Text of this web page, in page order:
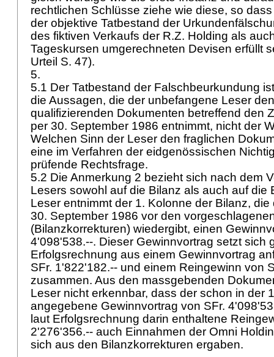
rechtlichen Schlüsse ziehe wie diese, so
der objektive Tatbestand der
des fiktiven Verkaufs der R.Z. Holding als
Tageskursen umgerechneten Devisen erfüllt
Urteil S. 47).
5.
5.1 Der Tatbestand der Falschbeurkundung
die Aussagen, die der unbefangene Leser
qualifizierenden Dokumenten betreffend den
per 30. September 1986 entnimmt, nicht der
Welchen Sinn der Leser den fraglichen
eine im Verfahren der eidgenössischen
prüfende Rechtsfrage.
5.2 Die Anmerkung 2 bezieht sich nach dem
Lesers sowohl auf die Bilanz als auch auf die
Leser entnimmt der 1. Kolonne der Bilanz,
30. September 1986 vor den
(Bilanzkorrekturen) wiedergibt, einen
4'098'538.--. Dieser Gewinnvortrag setzt sich
Erfolgsrechnung aus einem Gewinnvortrag
SFr. 1'822'182.-- und einem Reingewinn von
zusammen. Aus den massgebenden
Leser nicht erkennbar, dass der schon in der
angegebene Gewinnvortrag von SFr.
laut Erfolgsrechnung darin enthaltene
2'276'356.-- auch Einnahmen der Omni
sich aus den Bilanzkorrekturen ergaben.